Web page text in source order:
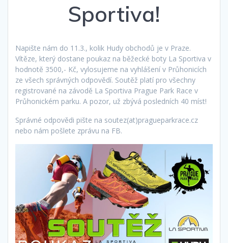
Sportiva!
Napište nám do 11.3., kolik Hudy obchodů je v Praze.
Vítěze, který dostane poukaz na běžecké boty La Sportiva v
hodnotě 3500,- Kč, vylosujeme na vyhlášení v Průhonicích
ze všech správných odpovědí. Soutěž platí pro všechny
registrované na závodě La Sportiva Prague Park Race v
Průhonickém parku. A pozor, už zbývá posledních 40 míst!
Správné odpovědi pište na soutez(at)pragueparkrace.cz
nebo nám pošlete zprávu na FB.